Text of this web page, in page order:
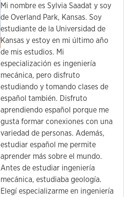
Mi nombre es Sylvia Saadat y soy
de Overland Park, Kansas. Soy
estudiante de la Universidad de
Kansas y estoy en mi último año
de mis estudios. Mi
especialización es ingeniería
mecánica, pero disfruto
estudiando y tomando clases de
español también. Disfruto
aprendiendo español porque me
gusta formar conexiones con una
variedad de personas. Además,
estudiar español me permite
aprender más sobre el mundo.
Antes de estudiar ingeniería
mecánica, estudiaba geología.
Elegí especializarme en ingeniería